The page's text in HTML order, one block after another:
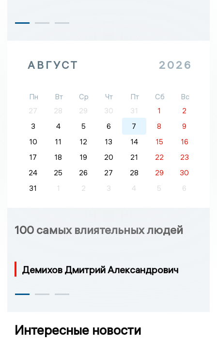
АВГУСТ 2026
Пн Вт Ср Чт Пт Сб
Вс
27
28 29 30 31 1
2
3
4 5 6 7 8
9
10
11 12 13 14 15
16
17
18 19 20 21 22
23
24
25 26 27 28 29
30
31
1 2 3 4 5 6
100 самых влиятельных людей
Демихов Дмитрий Александрович
Интересные новости